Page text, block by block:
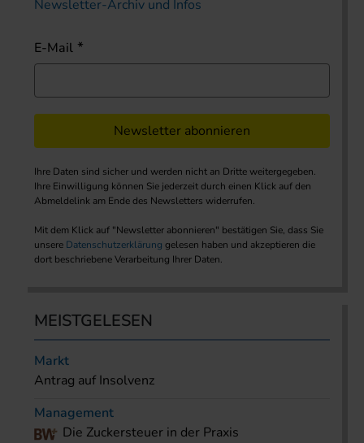
Newsletter-Archiv und Infos
E-Mail
Newsletter abonnieren
Ihre Daten sind sicher und werden nicht an Dritte weitergegeben.
Ihre Einwilligung können Sie jederzeit durch einen Klick auf den
Abmeldelink am Ende des Newsletters widerrufen.
Mit dem Klick auf "Newsletter abonnieren" bestätigen Sie, dass Sie
unsere Datenschutzerklärung gelesen haben und akzeptieren die
dort beschriebene Verarbeitung Ihrer Daten.
MEISTGELESEN
Markt
Antrag auf Insolvenz
Management
Die Zuckersteuer in der Praxis